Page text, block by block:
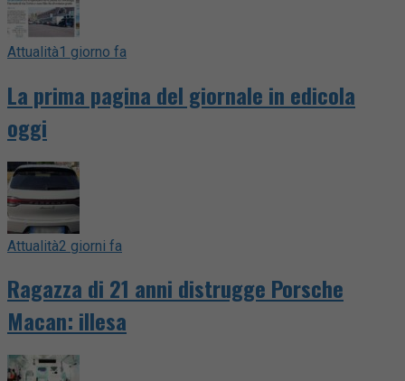
Attualità1 giorno fa
La prima pagina del giornale in edicola
oggi
Attualità2 giorni fa
Ragazza di 21 anni distrugge Porsche
Macan: illesa